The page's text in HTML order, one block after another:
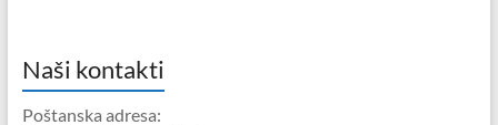
Naši kontakti
Poštanska adresa: